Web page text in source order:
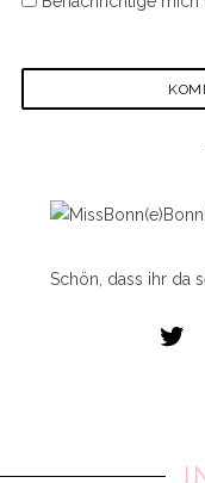
Schön, dass ihr da